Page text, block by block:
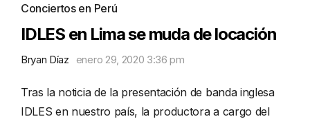
Conciertos en Perú
IDLES en Lima se muda de locación
Bryan Díaz enero 29, 2020 3:36 pm
Tras la noticia de la presentación de banda inglesa
IDLES en nuestro país, la productora a cargo del